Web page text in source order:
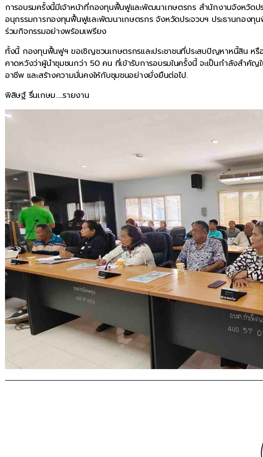
การอบรมครั้งนี้มีเจ้าหน้าที่กองทุนฟื้นฟูและพัฒนาเกษตรกร สำนักงานจังหวัดป
อนุกรรมการกองทุนฟื้นฟูและพัฒนาเกษตรกร จังหวัดประจวบฯ ประธานกองทุ
ร่วมกิจกรรมอย่างพร้อมเพรียง
ทั้งนี้ กองทุนฟื้นฟูฯ ขอเชิญชวนเกษตรกรและประชาชนที่ประสบปัญหาหนี้สิน หรื
คาดหวังว่าผู้นำชุมชนกว่า 50 คน ที่เข้ารับการอบรมในครั้งนี้ จะเป็นกำลังสำ
อาชีพ และสร้างความมั่นคงให้กับชุมชนอย่างยั่งยืนต่อไป.
พิสิษฐ์ รื่นเกษม…..รายงาน